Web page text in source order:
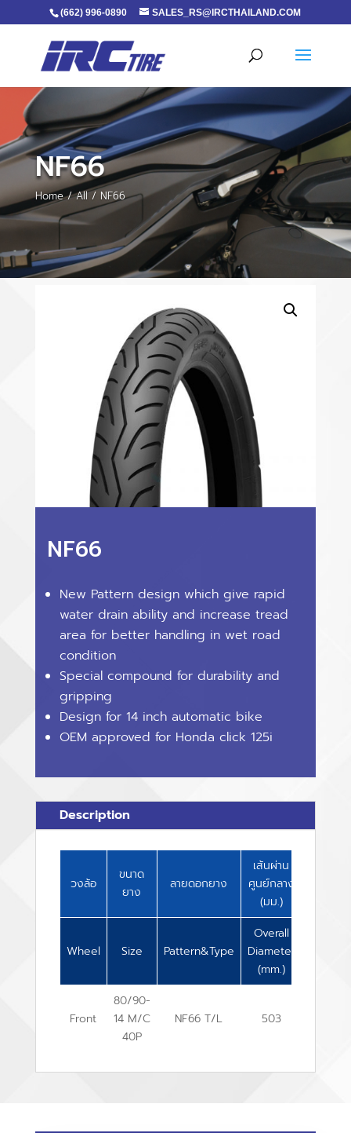
(662) 996-0890 SALES_RS@IRCTHAILAND.COM
NF66
Home/All/ NF66
NF66
New Pattern design which give rapid
water drain ability and increase tread
area for better handling in wet road
condition
Special compound for durability and
gripping
Design for 14 inch automatic bike
OEM approved for Honda click 125i
Description
วงล้อ
ขนาด
ยาง
ลายดอกยาง
เส้นผ่าน
ศูนย์กลาง
(มม.)
Wheel Size Pattern&Type
Overall
Diameter
(mm.)
Front
80/90-
14 M/C
40P
NF66 T/L 503